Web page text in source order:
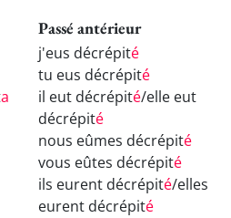
a
Passé antérieur
j'eus décrépité
tu eus décrépité
il eut décrépité/elle eut
décrépité
nous eûmes décrépité
vous eûtes décrépité
ils eurent décrépité/elles
eurent décrépité